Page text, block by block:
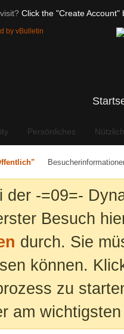
Click the "Create Account"
Persönliches
der -=09=-
Besuch
durch. Sie
können.
zu
am